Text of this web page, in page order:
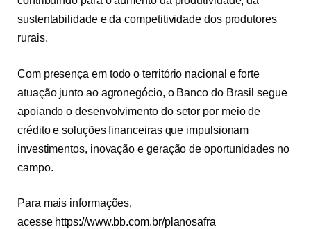
sustentabilidade e da competitividade dos produtores
rurais.
Com presença em todo o território nacional e forte
atuação junto ao agronegócio, o Banco do Brasil segue
apoiando o desenvolvimento do setor por meio de
crédito e soluções financeiras que impulsionam
investimentos, inovação e geração de oportunidades no
campo.
Para mais informações,
acesse https://www.bb.com.br/planosafra